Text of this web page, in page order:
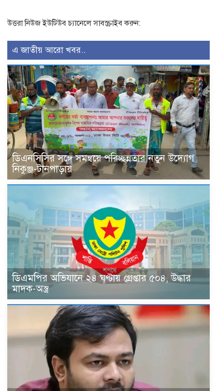
উত্তরা নিউজ ইউটিউব চ্যানেলে সাবস্ক্রাইব করুন:
এ জাতীয় আরো খবর..
ডিএনসিসির সঙ্গে সমন্বয়ে পরিচ্ছন্নতার নতুন উদ্যোগ
নিকুঞ্জ-টানপাড়ায়
ডিএমপির অভিযানে ২৪ ঘণ্টায় গ্রেপ্তার ৫০৪, উদ্ধার
মাদক-অস্ত্র